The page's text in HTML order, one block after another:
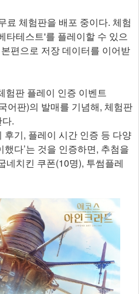
료 체험판을 배포 중이다. 체험
타테스트'를 플레이할 수 있으
편으로 저장 데이터를 이어받
험판 플레이 인증 이벤트
어판)의 발매를 기념해, 체험판
.
기, 플레이 시간 인증 등 다양
다’는 것을 인증하면, 추첨을
네치킨 쿠폰(10명), 투썸플레